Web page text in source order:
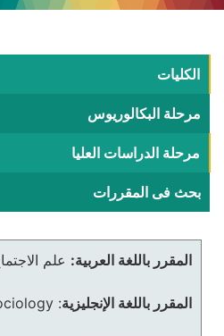
الكليات
مرحلة البكالوريوس
مرحلة الدراسات العليا
بحث فى المقررات
المقرر باللغة العربية: علم
المقرر باللغة الإنجليزية: